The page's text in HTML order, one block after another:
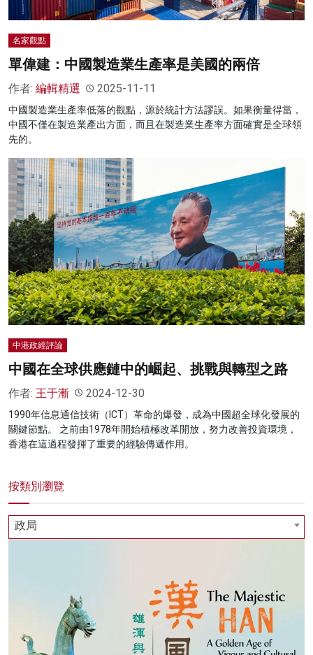
名家觀點
單偉建：中國製造業生產率是美國的兩倍
作者: 編輯精選 2025-11-11
中國製造業生產率低落的觀點，源於統計方法謬誤。如果衡量得當，
中國不僅在製造業產出方面，而且在製造業生產率方面確實是全球領
先的。
中港政經評論
中國在全球供應鏈中的崛起、挑戰與轉型之路
作者: 王于漸 2024-12-30
1990年信息通信技術（ICT）革命的爆發，成為中國超全球化發展的
關鍵節點。 之前由1978年開始積極改革開放，努力改善投資環境，
香港在這過程發揮了重要的經驗傳遞作用。
按類別瀏覽
政局